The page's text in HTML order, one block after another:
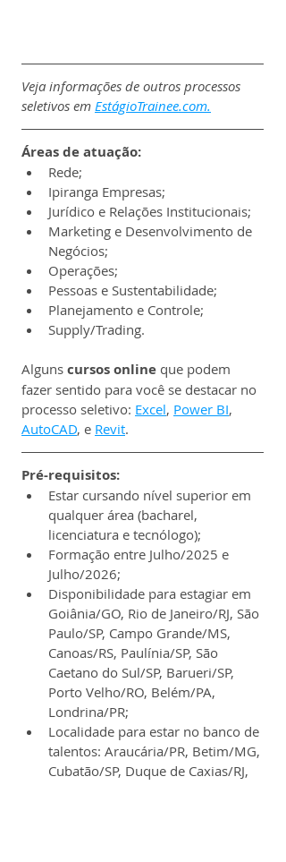
Veja informações de outros processos
seletivos em EstágioTrainee.com.
Áreas de atuação:
Rede;
Ipiranga Empresas;
Jurídico e Relações Institucionais;
Marketing e Desenvolvimento de
Negócios;
Operações;
Pessoas e Sustentabilidade;
Planejamento e Controle;
Supply/Trading.
Alguns cursos online que podem
fazer sentido para você se destacar no
processo seletivo: Excel, Power BI,
AutoCAD, e Revit.
Pré-requisitos:
Estar cursando nível superior em
qualquer área (bacharel,
licenciatura e tecnólogo);
Formação entre Julho/2025 e
Julho/2026;
Disponibilidade para estagiar em
Goiânia/GO, Rio de Janeiro/RJ, São
Paulo/SP, Campo Grande/MS,
Canoas/RS, Paulínia/SP, São
Caetano do Sul/SP, Barueri/SP,
Porto Velho/RO, Belém/PA,
Londrina/PR;
Localidade para estar no banco de
talentos: Araucária/PR, Betim/MG,
Cubatão/SP, Duque de Caxias/RJ,